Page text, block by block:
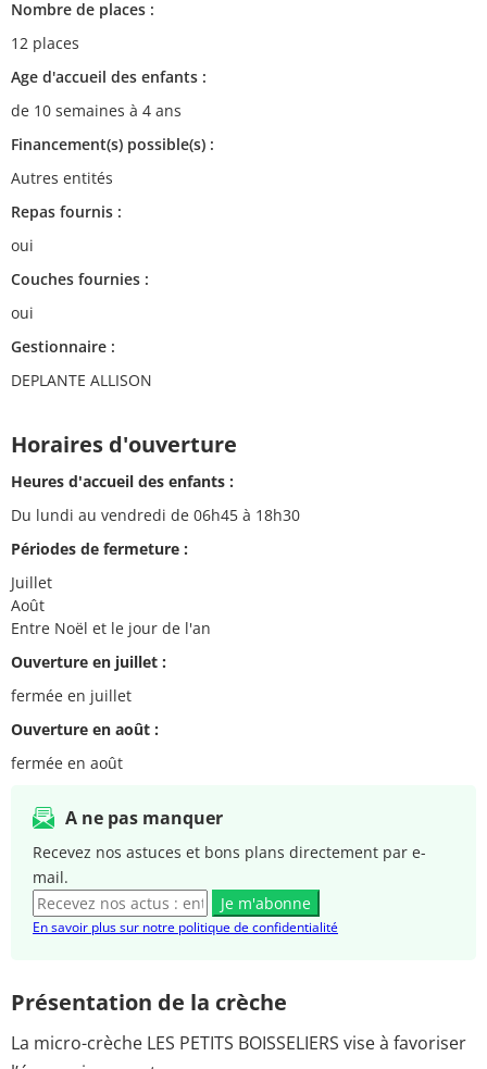
Nombre de places :
12 places
Age d'accueil des enfants :
de 10 semaines à 4 ans
Financement(s) possible(s) :
Autres entités
Repas fournis :
oui
Couches fournies :
oui
Gestionnaire :
DEPLANTE ALLISON
Horaires d'ouverture
Heures d'accueil des enfants :
Du lundi au vendredi de 06h45 à 18h30
Périodes de fermeture :
Juillet
Août
Entre Noël et le jour de l'an
Ouverture en juillet :
fermée en juillet
Ouverture en août :
fermée en août
A ne pas manquer
Recevez nos astuces et bons plans directement par e-
mail.
Je m'abonne
En savoir plus sur notre politique de confidentialité
Présentation de la crèche
La micro-crèche LES PETITS BOISSELIERS vise à favoriser